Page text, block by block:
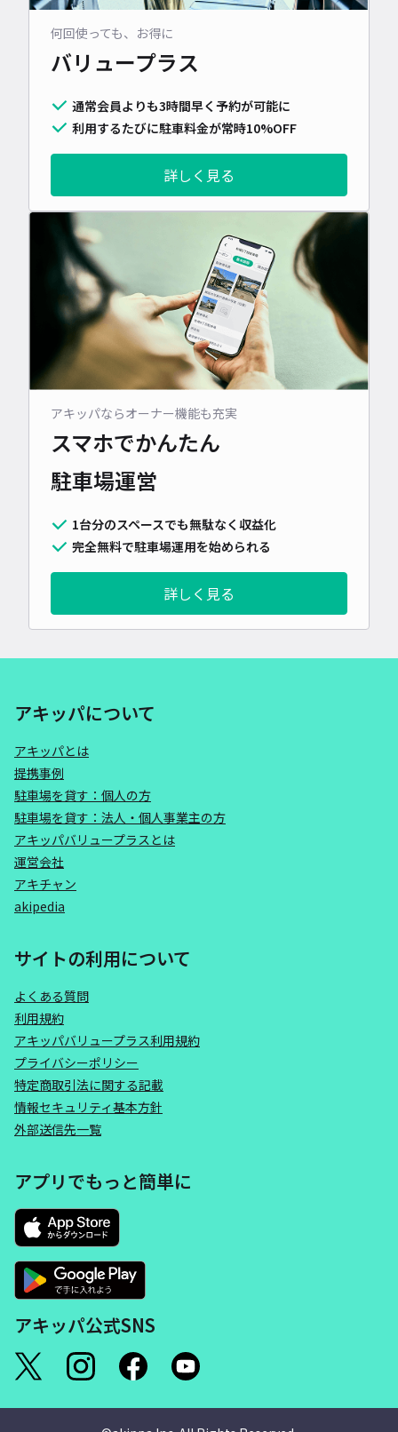
何回使っても、お得に
バリュープラス
通常会員よりも3時間早く予約が可能に
利用するたびに駐車料金が常時10%OFF
詳しく見る
アキッパならオーナー機能も充実
スマホでかんたん
駐車場運営
1台分のスペースでも無駄なく収益化
完全無料で駐車場運用を始められる
詳しく見る
アキッパについて
アキッパとは
提携事例
駐車場を貸す：個人の方
駐車場を貸す：法人・個人事業主の方
アキッパバリュープラスとは
運営会社
アキチャン
akipedia
サイトの利用について
よくある質問
利用規約
アキッパバリュープラス利用規約
プライバシーポリシー
特定商取引法に関する記載
情報セキュリティ基本方針
外部送信先一覧
アプリでもっと簡単に
アキッパ公式SNS